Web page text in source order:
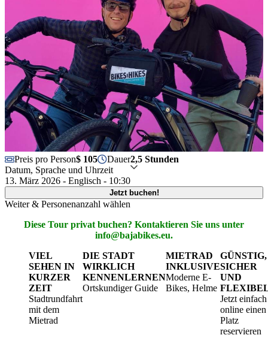
Preis pro Person$ 105 Dauer2,5 Stunden
Datum, Sprache und Uhrzeit
13. März 2026 - Englisch - 10:30
Jetzt buchen!
Weiter & Personenanzahl wählen
Diese Tour privat buchen? Kontaktieren Sie uns unter
info@bajabikes.eu.
VIEL
SEHEN IN
KURZER
ZEIT
Stadtrundfahrt
mit dem
Mietrad
DIE STADT
WIRKLICH
KENNENLERNEN
Ortskundiger Guide
MIETRAD
INKLUSIVE
Moderne E-
Bikes, Helme
GÜNSTIG,
SICHER
UND
Jetzt einfach
online einen
Platz
reservieren